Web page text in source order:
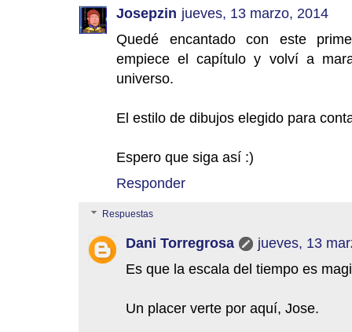
Josepzin jueves, 13 marzo, 2014
Quedé encantado con este
empiece el capítulo y volví a
universo.
El estilo de dibujos elegido para
Espero que siga así :)
Responder
Respuestas
Dani Torregrosa
jueves, 13
Es que la escala del tiempo es
Un placer verte por aquí, Jose.